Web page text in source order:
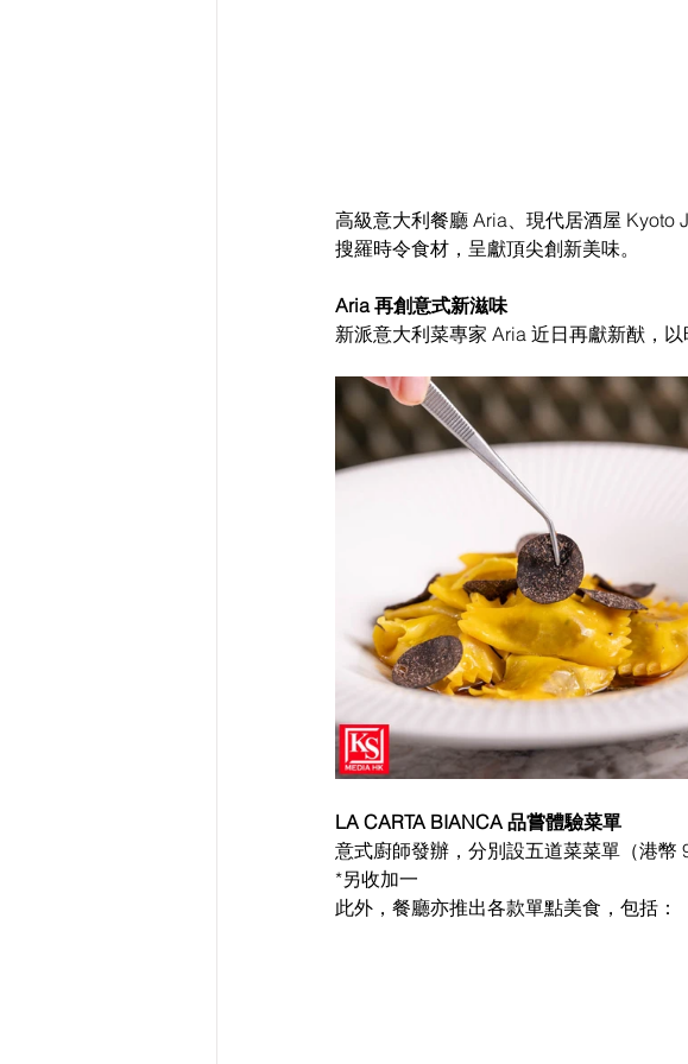
高級意大利餐廳 Aria、現代居酒屋 Kyoto
搜羅時令食材，呈獻頂尖創新美味。
Aria 再創意式新滋味
新派意大利菜專家 Aria 近日再獻新猷，以
LA CARTA BIANCA 品嘗體驗菜單
意式廚師發辦，分別設五道菜菜單（港幣
*另收加一
此外，餐廳亦推出各款單點美食，包括：